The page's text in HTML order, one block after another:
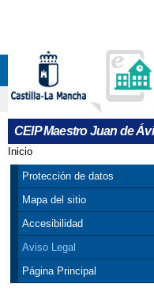
CEIP Maestro Juan de
Se encuentra
Inicio
Protección de datos
Mapa del sitio
Accesibilidad
Aviso Legal
Página Principal